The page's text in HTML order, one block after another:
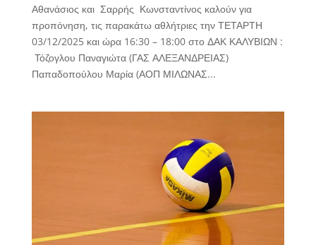
Αθανάσιος και Σαρρής Κωνσταντίνος καλούν για
προπόνηση, τις παρακάτω αθλήτριες την ΤΕΤΑΡΤΗ
03/12/2025 και ώρα 16:30 – 18:00 στο ΔΑΚ ΚΑΛΥΒΙΩΝ :
Τόζογλου Παναγιώτα (ΓΑΣ ΑΛΕΞΑΝΔΡΕΙΑΣ)
Παπαδοπούλου Μαρία (ΑΟΠ ΜΙΛΩΝΑΣ...